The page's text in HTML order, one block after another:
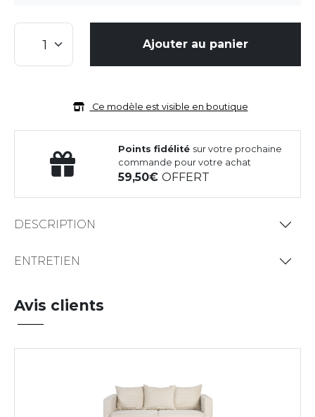
Ajouter au panier
Ce modèle est visible en boutique
Points fidélité sur votre prochaine
commande pour votre achat
59,50OFFERT
DESCRIPTION
ENTRETIEN
Avis clients